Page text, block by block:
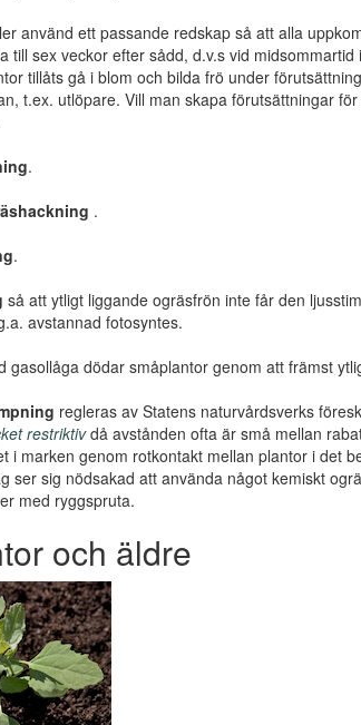
använd ett passande redskap så att alla
till sex veckor efter sådd, d.v.s vid
tillåts gå i blom och bilda frö under
t.ex. utlöpare. Vill man skapa förutsättningar
.
.
.
så att ytligt liggande ogräsfrön inte får den
avstannad fotosyntes.
gasollåga dödar småplantor genom att främst
regleras av Statens naturvårdsverks
restriktivdå avstånden ofta är små mellan
i marken genom rotkontakt mellan plantor i det
ser sig nödsakad att använda något kemiskt
med ryggspruta.
och äldre